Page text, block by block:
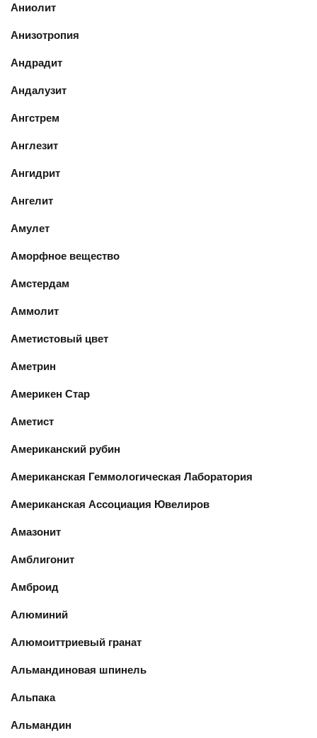
Аниолит
Анизотропия
Андрадит
Андалузит
Ангстрем
Англезит
Ангидрит
Ангелит
Амулет
Аморфное вещество
Амстердам
Аммолит
Аметистовый цвет
Аметрин
Америкен Стар
Аметист
Американский рубин
Американская Геммологическая Лаборатория
Американская Ассоциация Ювелиров
Амазонит
Амблигонит
Амброид
Алюминий
Алюмоиттриевый гранат
Альмандиновая шпинель
Альпака
Альмандин